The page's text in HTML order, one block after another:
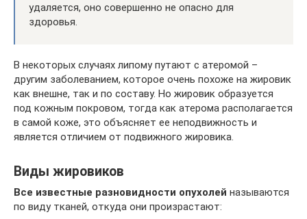
удаляется, оно совершенно не опасно для
здоровья.
В некоторых случаях липому путают с атеромой –
другим заболеванием, которое очень похоже на жировик
как внешне, так и по составу. Но жировик образуется
под кожным покровом, тогда как атерома располагается
в самой коже, это объясняет ее неподвижность и
является отличием от подвижного жировика.
Виды жировиков
Все известные разновидности опухолей называются
по виду тканей, откуда они произрастают: